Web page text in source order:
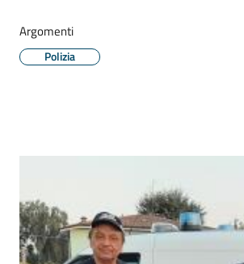
argomenti...
Argomenti
Polizia